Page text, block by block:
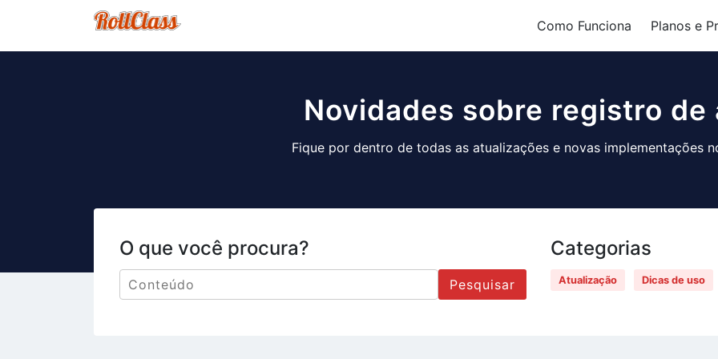
Como Funciona Planos e
Novidades sobre registro de
Fique por dentro de todas as atualizações e novas implementações
O que você procura?
Pesquisar
Categorias
Atualização Dicas de uso